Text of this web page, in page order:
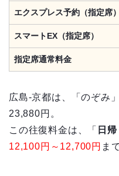
エクスプレス予約（指定席）
スマートEX（指定席）
指定席通常料金
広島-京都は、「のぞみ
23,880円。
この往復料金は、「
日
12,100円～12,700円 ま